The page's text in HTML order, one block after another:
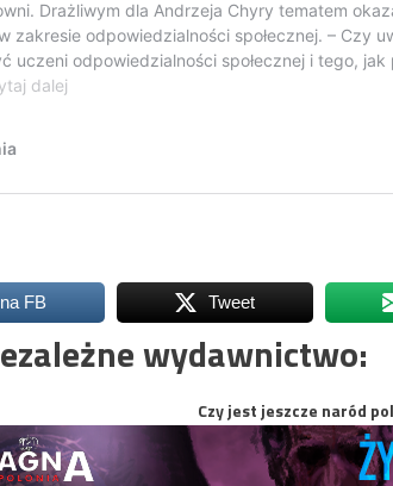
FB Tweet
wydawnictwo:
Czy jest jeszcze naród